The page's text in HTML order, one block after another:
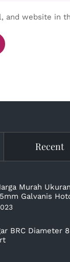
and website in
Recent
Murah
Galvanis
BRC Diameter